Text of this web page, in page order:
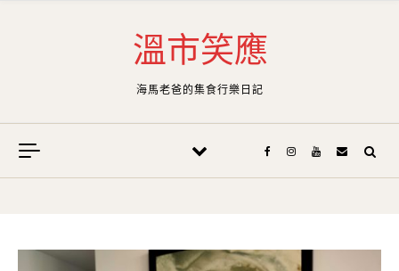
溫市笑應
海馬老爸的集食行樂日記